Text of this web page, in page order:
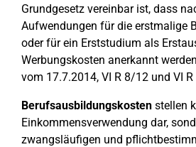
Grundgesetz vereinbar ist, dass
Aufwendungen für die erstmalige
oder für ein Erststudium als
Werbungskosten anerkannt
vom 17.7.2014, VI R 8/12 und VI
Berufsausbildungskosten stellen
Einkommensverwendung dar,
zwangsläufigen und